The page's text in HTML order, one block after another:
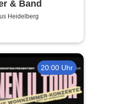
& Band
Heidelberg
20:00 Uhr